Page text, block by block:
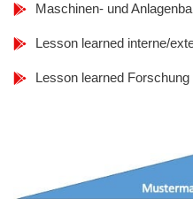
Maschinen- und
Lesson learned interne/
Lesson learned